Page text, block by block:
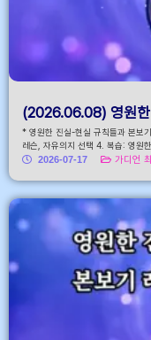
(2026.06.08) 영원
* 영원한 진실-현실 규칙들과 본보
레슨, 자유의지 선택 4. 복습: 영원한
2026-07-17
가디언